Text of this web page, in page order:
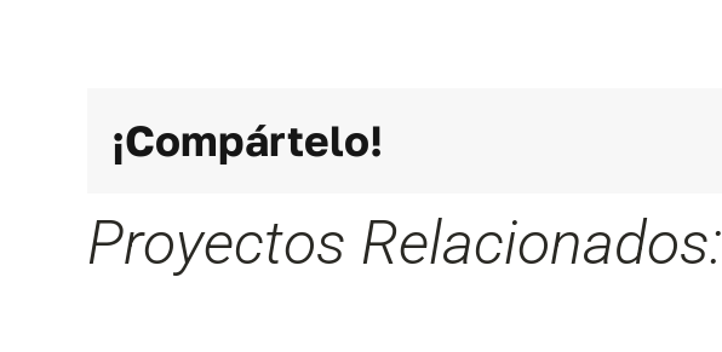
¡Compártelo!
Proyectos Relacionados: